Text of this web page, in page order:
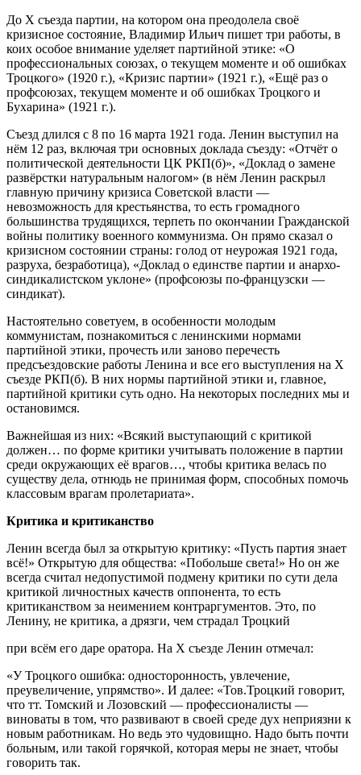
До Х съезда партии, на котором она преодолела своё
кризисное состояние, Владимир Ильич пишет три работы, в
коих особое внимание уделяет партийной этике: «О
профессиональных союзах, о текущем моменте и об ошибках
Троцкого» (1920 г.), «Кризис партии» (1921 г.), «Ещё раз о
профсоюзах, текущем моменте и об ошибках Троцкого и
Бухарина» (1921 г.).
Съезд длился с 8 по 16 марта 1921 года. Ленин выступил на
нём 12 раз, включая три основных доклада съезду: «Отчёт о
политической деятельности ЦК РКП(б)», «Доклад о замене
развёрстки натуральным налогом» (в нём Ленин раскрыл
главную причину кризиса Советской власти —
невозможность для крестьянства, то есть громадного
большинства трудящихся, терпеть по окончании Гражданской
войны политику военного коммунизма. Он прямо сказал о
кризисном состоянии страны: голод от неурожая 1921 года,
разруха, безработица), «Доклад о единстве партии и анархо-
синдикалистском уклоне» (профсоюзы по-французски —
синдикат).
Настоятельно советуем, в особенности молодым
коммунистам, познакомиться с ленинскими нормами
партийной этики, прочесть или заново перечесть
предсъездовские работы Ленина и все его выступления на Х
съезде РКП(б). В них нормы партийной этики и, главное,
партийной критики суть одно. На некоторых последних мы и
остановимся.
Важнейшая из них: «Всякий выступающий с критикой
должен… по форме критики учитывать положение в партии
среди окружающих её врагов…, чтобы критика велась по
существу дела, отнюдь не принимая форм, способных помочь
классовым врагам пролетариата».
Критика и критиканство
Ленин всегда был за открытую критику: «Пусть партия знает
всё!» Открытую для общества: «Побольше света!» Но он же
всегда считал недопустимой подмену критики по сути дела
критикой личностных качеств оппонента, то есть
критиканством за неимением контраргументов. Это, по
Ленину, не критика, а дрязги, чем страдал Троцкий
при всём его даре оратора. На Х съезде Ленин отмечал:
«У Троцкого ошибка: односторонность, увлечение,
преувеличение, упрямство». И далее: «Тов.Троцкий говорит,
что тт. Томский и Лозовский — профессионалисты —
виноваты в том, что развивают в своей среде дух неприязни к
новым работникам. Но ведь это чудовищно. Надо быть почти
больным, или такой горячкой, которая меры не знает, чтобы
говорить так.